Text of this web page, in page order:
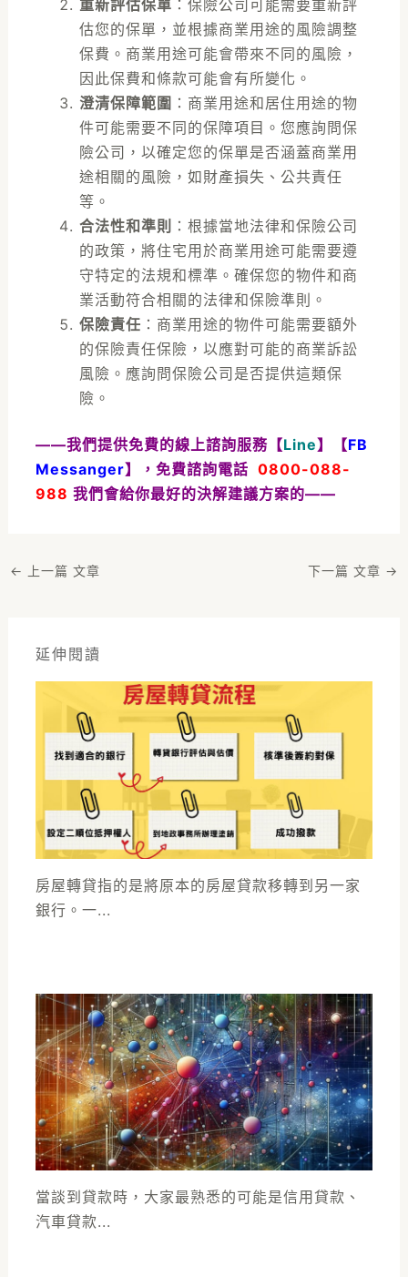
重新評估保單 ：保險公司可能需要重新評
估您的保單，並根據商業用途的風險調整
保費。商業用途可能會帶來不同的風險，
因此保費和條款可能會有所變化。
澄清保障範圍 ：商業用途和居住用途的物
件可能需要不同的保障項目。您應詢問保
險公司，以確定您的保單是否涵蓋商業用
途相關的風險，如財產損失、公共責任
等。
合法性和準則 ：根據當地法律和保險公司
的政策，將住宅用於商業用途可能需要遵
守特定的法規和標準。確保您的物件和商
業活動符合相關的法律和保險準則。
保險責任 ：商業用途的物件可能需要額外
的保險責任保險，以應對可能的商業訴訟
風險。應詢問保險公司是否提供這類保
險。
——我們提供免費的線上諮詢服務【Line】【FB
Messanger】，免費諮詢電話 0800-088-
988 我們會給你最好的決解建議方案的——
← 上一篇 文章 下一篇 文章 →
延伸閱讀
房屋轉貸指的是將原本的房屋貸款移轉到另一家
銀行。一...
當談到貸款時，大家最熟悉的可能是信用貸款、
汽車貸款...